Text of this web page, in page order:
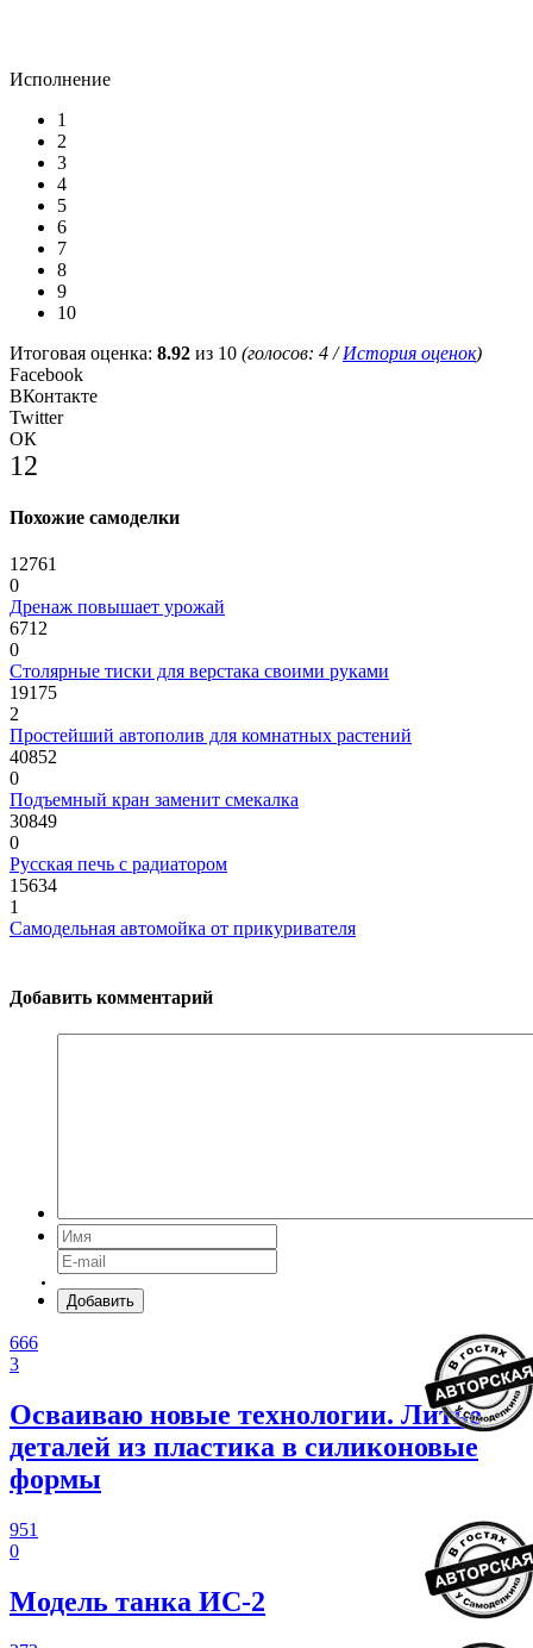
Исполнение
1
2
3
4
5
6
7
8
9
10
Итоговая оценка: 8.92 из 10 (голосов: 4 /История оценок)
Facebook
ВКонтакте
Twitter
ОК
12
Похожие самоделки
12761
0
Дренаж повышает урожай
6712
0
Cтолярные тиски для верстака своими руками
19175
2
Простейший автополив для комнатных растений
40852
0
Подъемный кран заменит смекалка
30849
0
Русская печь с радиатором
15634
1
Самодельная автомойка от прикуривателя
Добавить комментарий
Добавить
666
3
Осваиваю новые технологии. Литье
деталей из пластика в силиконовые
формы
951
0
Модель танка ИС-2